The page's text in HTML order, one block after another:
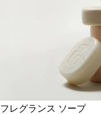
フレグランス ソープ